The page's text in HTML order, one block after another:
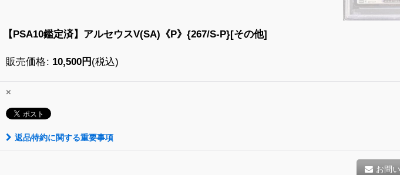
【PSA10鑑定済】アルセウスV(SA)《P》{267/S-P}[その他]
販売価格: 10,500円 (税込)
×
返品特約に関する重要事項
お問